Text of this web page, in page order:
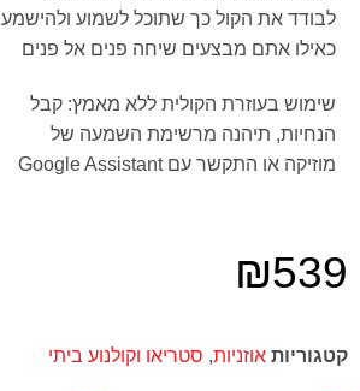
לבודד את הקול כך שתוכל לשמוע ולהישמע
כאילו אתם מבצעים שיחה פנים אל פנים
שימוש בעוזרת הקולית ללא מאמץ: קבל
הנחיות, תיהנה מרשימת השמעה של
מוזיקה או התקשר עם Google Assistant
₪539
קטגוריות אוזניות, סטריאו וקולנוע ביתי